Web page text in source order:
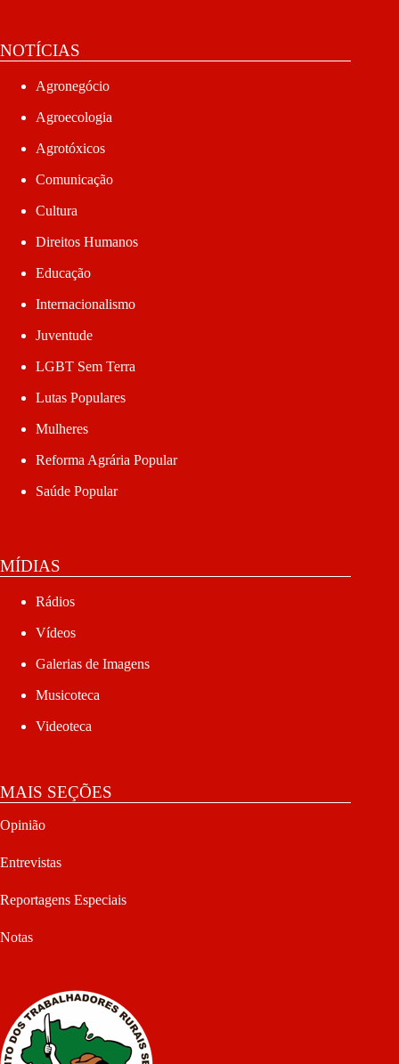
NOTÍCIAS
Agronegócio
Agroecologia
Agrotóxicos
Comunicação
Cultura
Direitos Humanos
Educação
Internacionalismo
Juventude
LGBT Sem Terra
Lutas Populares
Mulheres
Reforma Agrária Popular
Saúde Popular
MÍDIAS
Rádios
Vídeos
Galerias de Imagens
Musicoteca
Videoteca
MAIS SEÇÕES
Opinião
Entrevistas
Reportagens Especiais
Notas